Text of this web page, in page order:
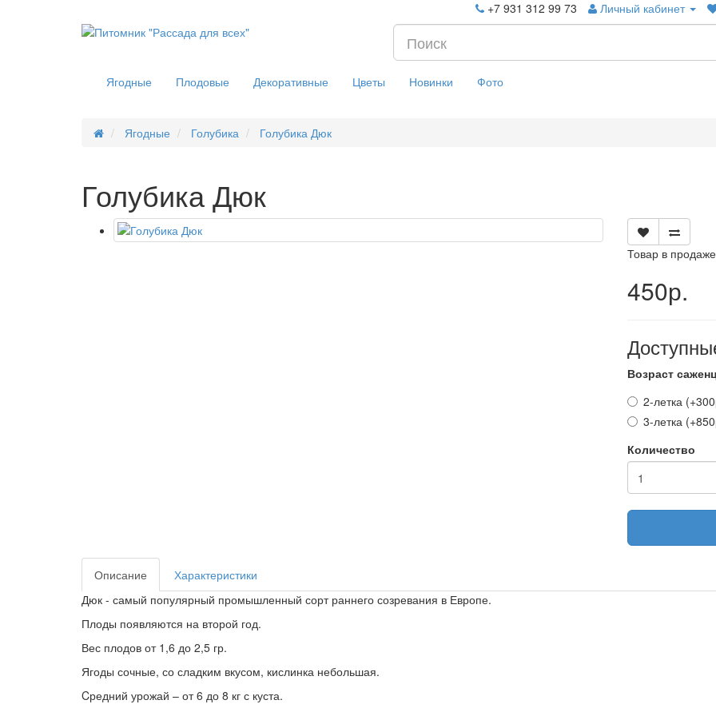
+7 931 312 99 73 Личный кабинет
Ягодные Плодовые Декоративные Цветы Новинки Фото
Ягодные Голубика Голубика Дюк
Голубика Дюк
Товар в
450р.
Возраст
2-летка
3-летка
Количество
Описание
Характеристики
Дюк - самый популярный промышленный сорт раннего созревания в Европе.
Плоды появляются на второй год.
Вес плодов от 1,6 до 2,5 гр.
Ягоды сочные, со сладким вкусом, кислинка небольшая.
Cредний урожай – от 6 до 8 кг с куста.